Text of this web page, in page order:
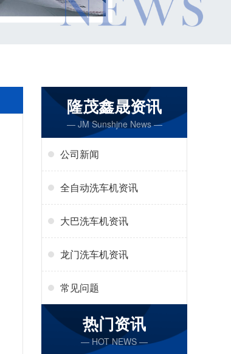
隆茂鑫晟资讯
— JM Sunshjne News —
公司新闻
全自动洗车机资讯
大巴洗车机资讯
龙门洗车机资讯
常见问题
热门资讯
— HOT NEWS —